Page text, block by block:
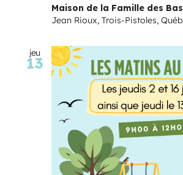
Maison de la Famille des
Jean Rioux, Trois-Pistoles,
jeu
13